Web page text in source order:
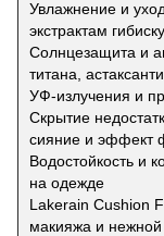
Увлажнение и
экстрактам
Солнцезащита и
титана,
УФ-излучения и
Скрытие
сияние и эффект
Водостойкость и
на одежде
Lakerain Cushion
макияжа и